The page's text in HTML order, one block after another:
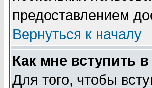
предоставлением
Вернуться к началу
Как мне вступить в
Для того, чтобы